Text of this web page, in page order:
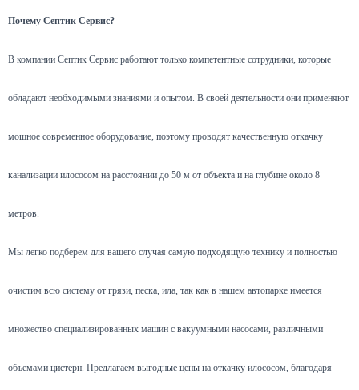
Почему Септик Сервис?
В компании Септик Сервис работают только компетентные сотрудники, которые
обладают необходимыми знаниями и опытом. В своей деятельности они применяют
мощное современное оборудование, поэтому проводят качественную откачку
канализации илососом на расстоянии до 50 м от объекта и на глубине около 8
метров.
Мы легко подберем для вашего случая самую подходящую технику и полностью
очистим всю систему от грязи, песка, ила, так как в нашем автопарке имеется
множество специализированных машин с вакуумными насосами, различными
объемами цистерн. Предлагаем выгодные цены на откачку илососом, благодаря